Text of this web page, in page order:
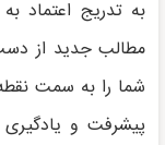
به تدریج اعتماد
مطالب جدید از
شما را به سمت
پیشرفت و